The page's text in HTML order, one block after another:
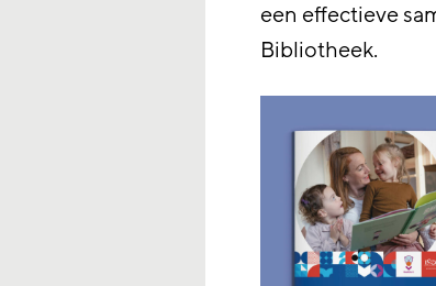
een effectieve
Bibliotheek.